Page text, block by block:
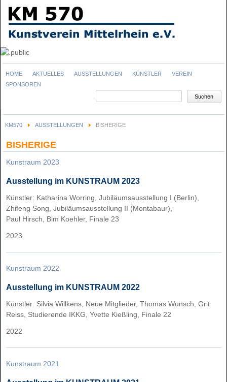
Navigation
überspringen
HOME AKTUELLES AUSSTELLUNGEN KÜNSTLER
VEREIN
SPONSOREN
Suchen
KM570 AUSSTELLUNGEN BISHERIGE
BISHERIGE
Kunstraum 2023
Ausstellung im KUNSTRAUM 2023
Künstler: Katharina Worring, Jubiläumsausstellung I (Berlin),
Zhifeng Song, Jubiläumsausstellung II (Montabaur),
Paul Hirsch, Bim Koehler, Finale 23
2023
Kunstraum 2022
Ausstellung im KUNSTRAUM 2022
Künstler: Silvia Willkens, Neue Mitglieder, Thomas Wunsch, Grit
Reiss, Studierende IKKG, Yvette Kießling, Finale 22
2022
Kunstraum 2021